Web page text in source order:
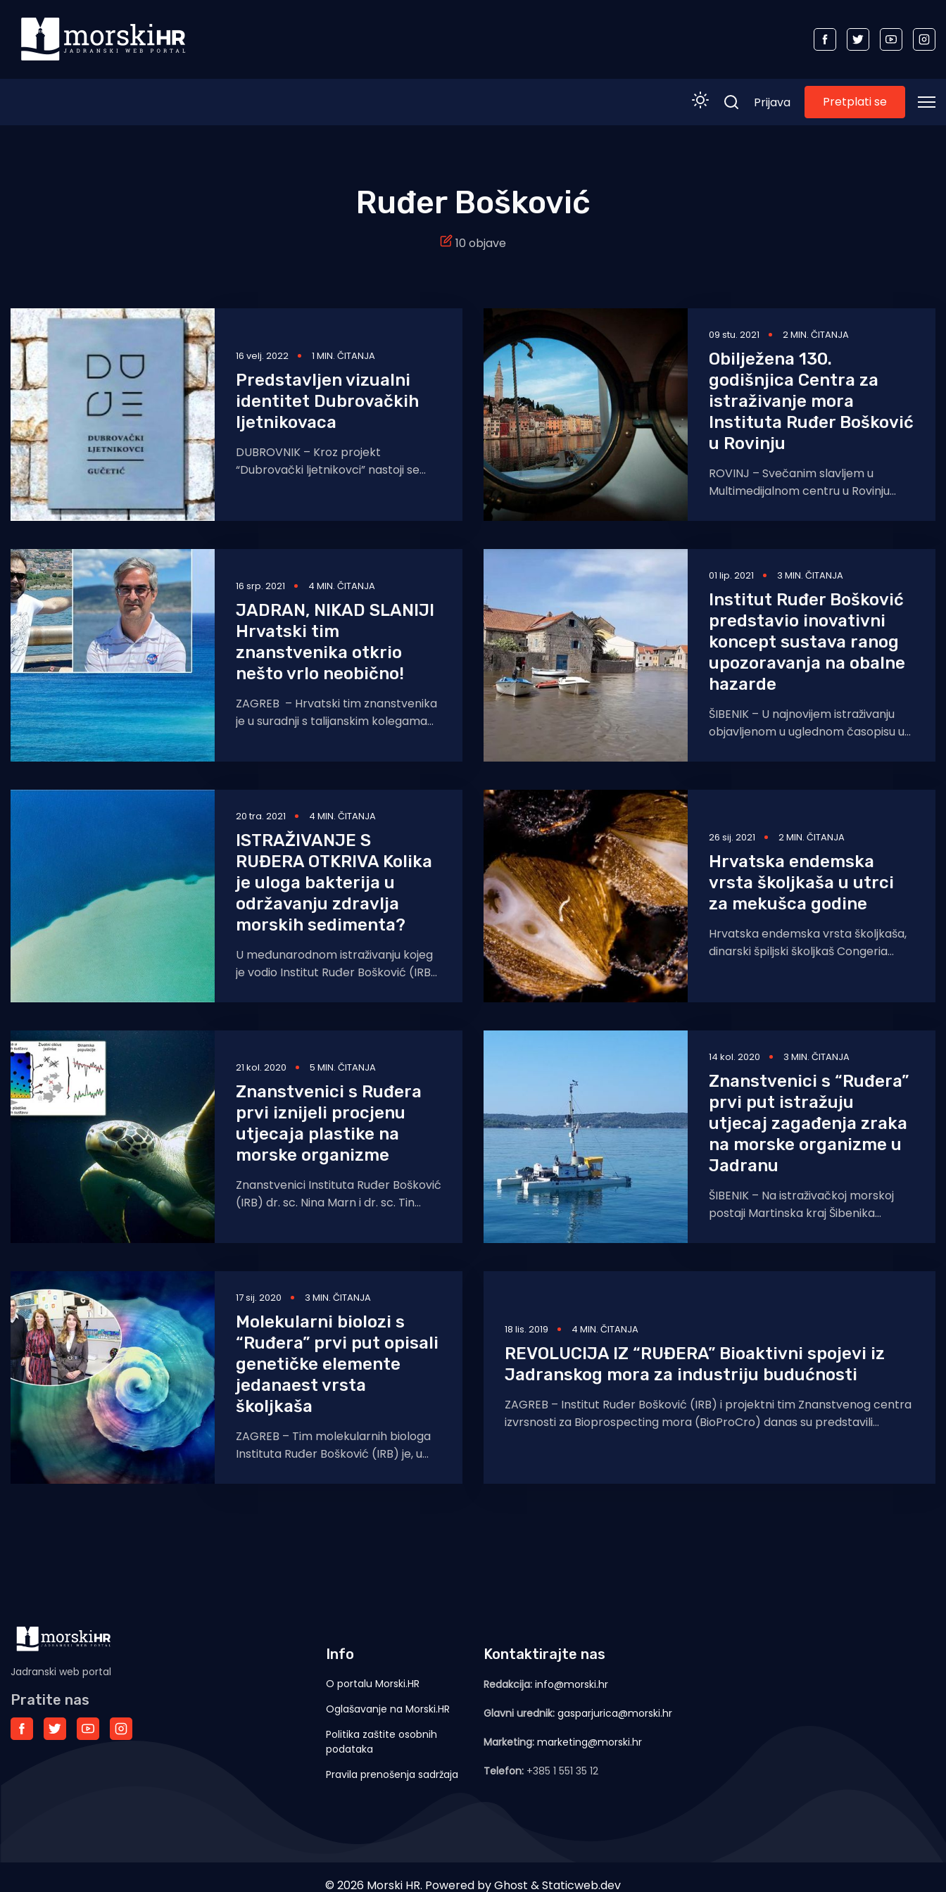
Turizam i nautika
Pomorstvo
Ribolov
Ekologija
Tradicija i kultura
Prijava Pretplati se
Ruđer Bošković
10 objave
16 velj. 2022 1 MIN. ČITANJA
Predstavljen vizualni
identitet Dubrovačkih
ljetnikovaca
DUBROVNIK – Kroz projekt
“Dubrovački ljetnikovci” nastoji se
turističko-edukativnu funkciju.
09 stu. 2021 2 MIN. ČITANJA
Obilježena 130.
godišnjica Centra za
istraživanje mora
Instituta Ruđer Bošković
u Rovinju
ROVINJ – Svečanim slavljem u
Multimedijalnom centru u Rovinju
godišnjice rovinjskog Centra za
16 srp. 2021 4 MIN. ČITANJA
JADRAN, NIKAD SLANIJI
Hrvatski tim
znanstvenika otkrio
nešto vrlo neobično!
ZAGREB – Hrvatski tim znanstvenika
je u suradnji s talijanskim kolegama
01 lip. 2021 3 MIN. ČITANJA
Institut Ruđer Bošković
predstavio inovativni
koncept sustava ranog
upozoravanja na obalne
hazarde
ŠIBENIK – U najnovijem istraživanju
objavljenom u uglednom časopisu u
međunarodni istraživački tim
20 tra. 2021 4 MIN. ČITANJA
ISTRAŽIVANJE S
RUĐERA OTKRIVA Kolika
je uloga bakterija u
održavanju zdravlja
morskih sedimenta?
U međunarodnom istraživanju kojeg
je vodio Institut Ruđer Bošković (IRB),
utjecaj antropogenog djelovanja na
26 sij. 2021 2 MIN. ČITANJA
Hrvatska endemska
vrsta školjkaša u utrci
za mekušca godine
Hrvatska endemska vrsta školjkaša,
dinarski špiljski školjkaš Congeria
koja,
21 kol. 2020 5 MIN. ČITANJA
Znanstvenici s Ruđera
prvi iznijeli procjenu
utjecaja plastike na
morske organizme
Znanstvenici Instituta Ruđer Bošković
(IRB) dr. sc. Nina Marn i dr. sc. Tin
14 kol. 2020 3 MIN. ČITANJA
Znanstvenici s “Ruđera”
prvi put istražuju
utjecaj zagađenja zraka
na morske organizme u
Jadranu
ŠIBENIK – Na istraživačkoj morskoj
postaji Martinska kraj Šibenika
mora i okoliša Instituta Ruđer
17 sij. 2020 3 MIN. ČITANJA
Molekularni biolozi s
“Ruđera” prvi put opisali
genetičke elemente
jedanaest vrsta
školjkaša
ZAGREB – Tim molekularnih biologa
Instituta Ruđer Bošković (IRB) je, u
Sveučilišta u Vigu i talijanskog
18 lis. 2019 4 MIN. ČITANJA
REVOLUCIJA IZ “RUĐERA” Bioaktivni spojevi iz
Jadranskog mora za industriju budućnosti
ZAGREB – Institut Ruđer Bošković (IRB) i projektni tim Znanstvenog centra
izvrsnosti za Bioprospecting mora (BioProCro) danas su predstavili
Jadranski web portal
Pratite nas
Info
O portalu Morski.HR
Oglašavanje na Morski.HR
Politika zaštite osobnih
podataka
Pravila prenošenja sadržaja
Kontaktirajte nas
Redakcija: info@morski.hr
Glavni urednik: gasparjurica@morski.hr
Marketing: marketing@morski.hr
Telefon: +385 1 551 35 12
© 2026 Morski HR. Powered byGhost &Staticweb.dev